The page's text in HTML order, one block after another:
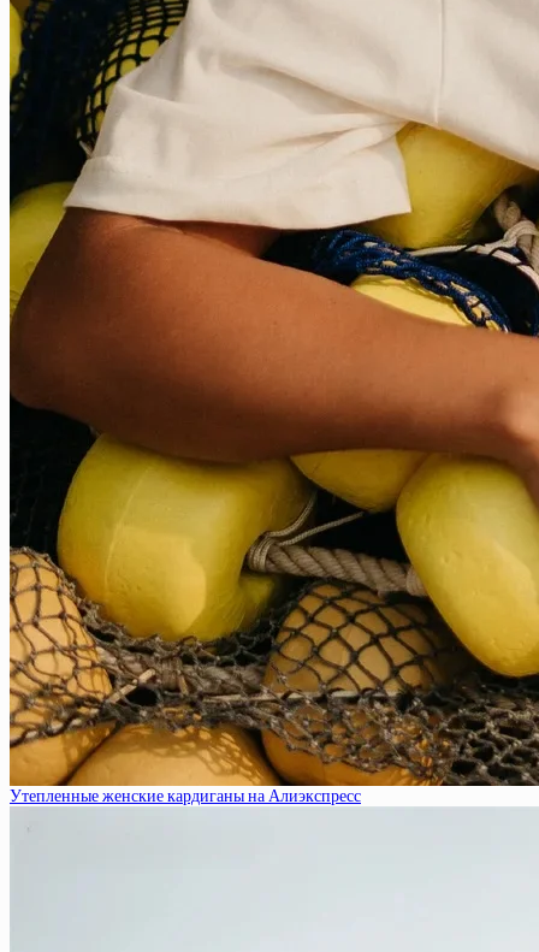
Утепленные женские кардиганы на Алиэкспресс